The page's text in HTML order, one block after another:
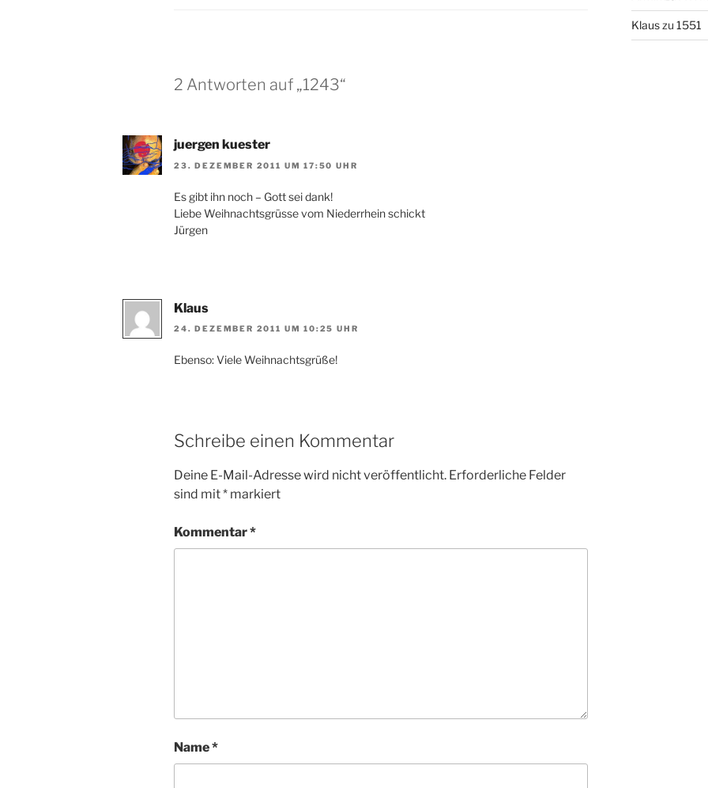
2 Antworten auf „1243“
juergen kuester
23. DEZEMBER 2011 UM 17:50 UHR
Es gibt ihn noch – Gott sei dank!
Liebe Weihnachtsgrüsse vom Niederrhein schickt
Jürgen
Klaus
24. DEZEMBER 2011 UM 10:25 UHR
Ebenso: Viele Weihnachtsgrüße!
Schreibe einen Kommentar
Deine E-Mail-Adresse wird nicht veröffentlicht. Erforderliche Felder
sind mit* markiert
Kommentar*
Name*
Klauszu 1551